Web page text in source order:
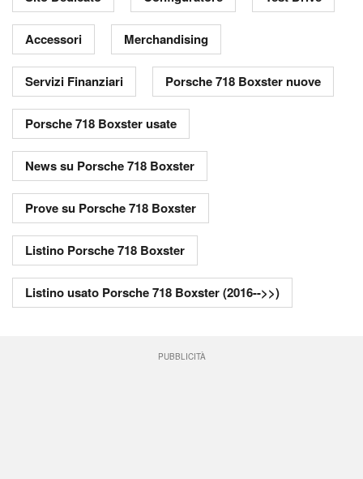
Accessori Merchandising
Servizi Finanziari Porsche 718 Boxster nuove
Porsche 718 Boxster usate
News su Porsche 718 Boxster
Prove su Porsche 718 Boxster
Listino Porsche 718 Boxster
Listino usato Porsche 718 Boxster (2016-->>)
PUBBLICITÀ